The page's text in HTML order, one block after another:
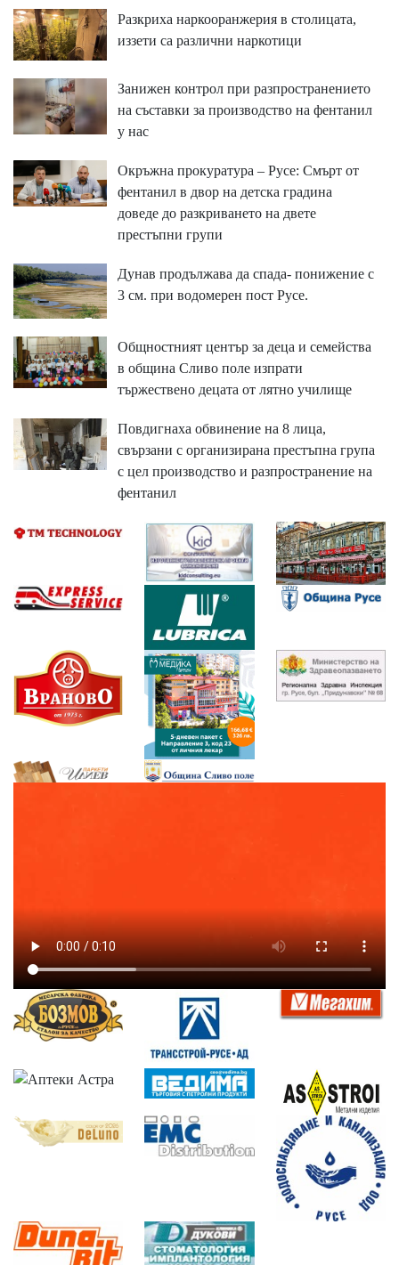
Разкриха наркооранжерия в столицата,
иззети са различни наркотици
Занижен контрол при разпространението
на съставки за производство на фентанил
у нас
Окръжна прокуратура – Русе: Смърт от
фентанил в двор на детска градина
доведе до разкриването на двете
престъпни групи
Дунав продължава да спада- понижение с
3 см. при водомерен пост Русе.
Общностният център за деца и семейства
в община Сливо поле изпрати
тържествено децата от лятно училище
Повдигнаха обвинение на 8 лица,
свързани с организирана престъпна група
с цел производство и разпространение на
фентанил